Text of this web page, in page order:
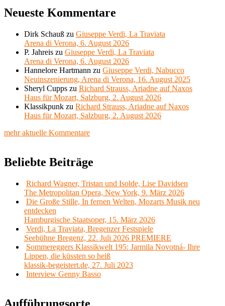
Neueste Kommentare
Dirk Schauß zu Giuseppe Verdi, La Traviata
Arena di Verona, 6. August 2026
P. Jahreis zu Giuseppe Verdi, La Traviata
Arena di Verona, 6. August 2026
Hannelore Hartmann zu Giuseppe Verdi, Nabucco
Neuinszenierung, Arena di Verona, 16. August 2025
Sheryl Cupps zu Richard Strauss, Ariadne auf Naxos
Haus für Mozart, Salzburg, 2. August 2026
Klassikpunk zu Richard Strauss, Ariadne auf Naxos
Haus für Mozart, Salzburg, 2. August 2026
mehr aktuelle Kommentare
Beliebte Beiträge
Richard Wagner, Tristan und Isolde, Lise Davidsen
The Metropolitan Opera, New York, 9. März 2026
Die Große Stille, In fernen Welten, Mozarts Musik neu
entdecken
Hamburgische Staatsoper, 15. März 2026
Verdi, La Traviata, Bregenzer Festspiele
Seebühne Bregenz, 22. Juli 2026 PREMIERE
Sommereggers Klassikwelt 195: Jarmila Novotná- Ihre
Lippen, die küssten so heiß
klassik-begeistert.de, 27. Juli 2023
Interview Genny Basso